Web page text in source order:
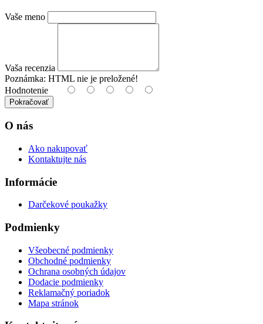
Vaše meno
Vaša recenzia
Poznámka: HTML nie je preložené!
Hodnotenie
Pokračovať
O nás
Ako nakupovať
Kontaktujte nás
Informácie
Darčekové poukažky
Podmienky
Všeobecné podmienky
Obchodné podmienky
Ochrana osobných údajov
Dodacie podmienky
Reklamačný poriadok
Mapa stránok